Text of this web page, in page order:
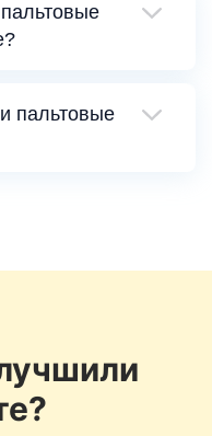
пальтовые
пальтовые